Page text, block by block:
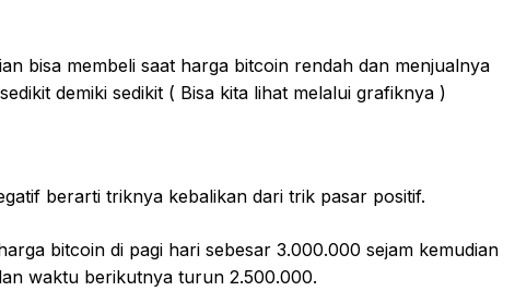
bisa membeli saat harga bitcoin rendah dan menjualnya
demiki sedikit ( Bisa kita lihat melalui grafiknya )
berarti triknya kebalikan dari trik pasar positif.
bitcoin di pagi hari sebesar 3.000.000 sejam kemudian
waktu berikutnya turun 2.500.000.